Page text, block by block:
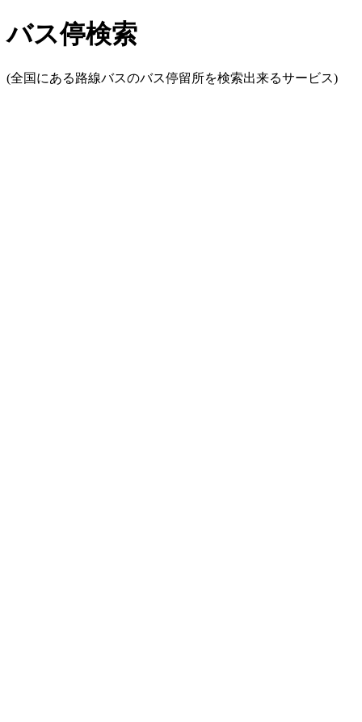
バス停検索
(全国にある路線バスのバス停留所を検索出来るサービス)